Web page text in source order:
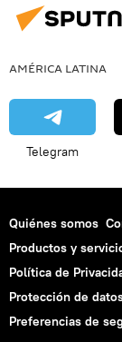
AMÉRICA LATINA
Telegram
Quiénes somos
Productos y
Política de
Protección de
Preferencias de